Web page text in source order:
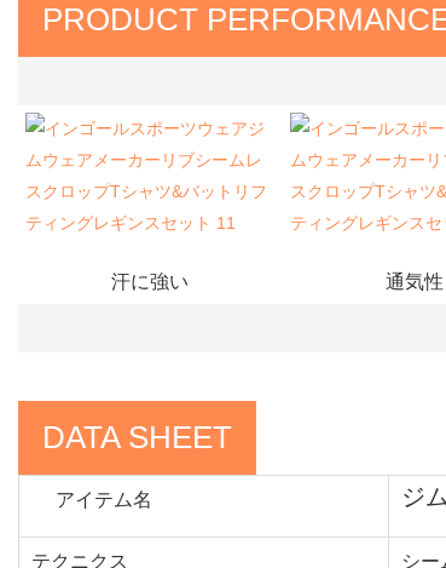
PRODUCT
汗に強い 通気性
DATA SHEET
アイテム名 ジ
テクニクス シー